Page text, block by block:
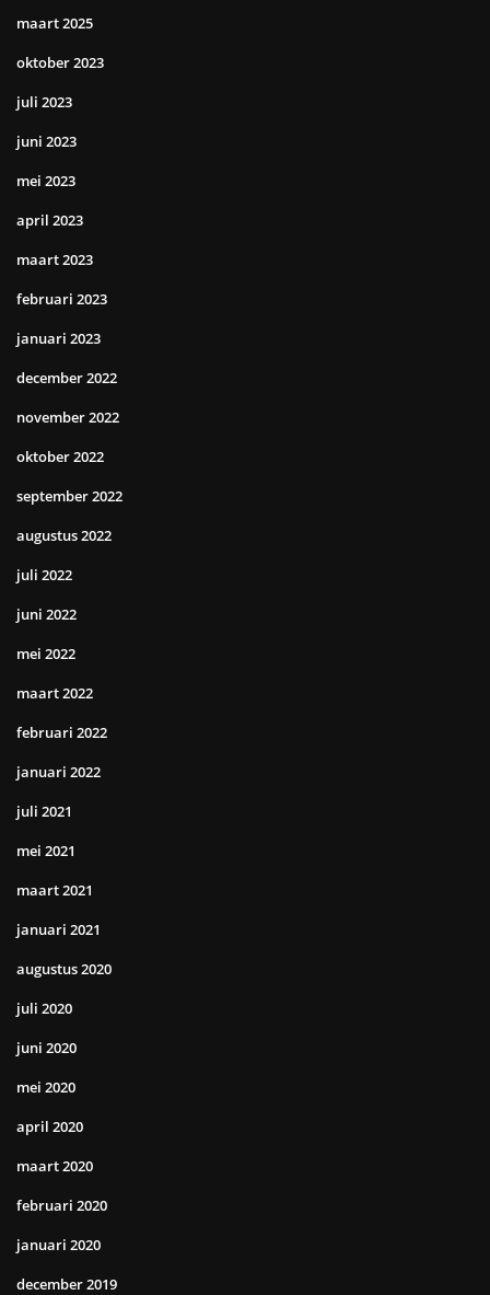
maart 2025
oktober 2023
juli 2023
juni 2023
mei 2023
april 2023
maart 2023
februari 2023
januari 2023
december 2022
november 2022
oktober 2022
september 2022
augustus 2022
juli 2022
juni 2022
mei 2022
maart 2022
februari 2022
januari 2022
juli 2021
mei 2021
maart 2021
januari 2021
augustus 2020
juli 2020
juni 2020
mei 2020
april 2020
maart 2020
februari 2020
januari 2020
december 2019